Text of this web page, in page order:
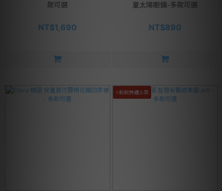
款可選
NT$1,690
童太陽眼鏡-多款可選
NT$890
⭐新款持續上架